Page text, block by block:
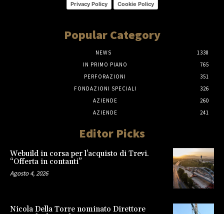
Privacy Policy Cookie Policy
Popular Category
NEWS
1338
IN PRIMO PIANO
765
PERFORAZIONI
351
FONDAZIONI SPECIALI
326
AZIENDE
260
AZIENDE
241
Editor Picks
Webuild in corsa per l’acquisto di Trevi.
“Offerta in contanti”
Agosto 4, 2026
Nicola Della Torre nominato Direttore